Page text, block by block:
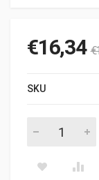
€16,34 €
SKU
Antivibrante